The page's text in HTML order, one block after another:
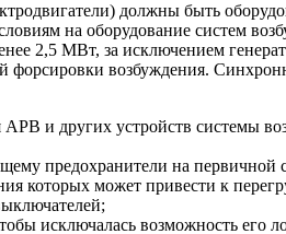
должны быть
на оборудование систем
2,5 МВт, за исключением
форсировки возбуждения.
и других устройств системы
предохранители на первичной
которых может привести к
исключалась возможность